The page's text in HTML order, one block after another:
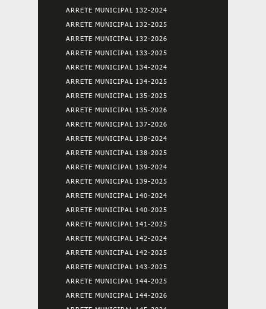
ARRETE MUNICIPAL 132-2024
ARRETE MUNICIPAL 132-2025
ARRETE MUNICIPAL 132-2026
ARRETE MUNICIPAL 133-2025
ARRETE MUNICIPAL 134-2024
ARRETE MUNICIPAL 134-2025
ARRETE MUNICIPAL 135-2025
ARRETE MUNICIPAL 135-2026
ARRETE MUNICIPAL 137-2026
ARRETE MUNICIPAL 138-2024
ARRETE MUNICIPAL 138-2025
ARRETE MUNICIPAL 139-2024
ARRETE MUNICIPAL 139-2025
ARRETE MUNICIPAL 140-2024
ARRETE MUNICIPAL 140-2025
ARRETE MUNICIPAL 141-2025
ARRETE MUNICIPAL 142-2024
ARRETE MUNICIPAL 142-2025
ARRETE MUNICIPAL 143-2025
ARRETE MUNICIPAL 144-2025
ARRETE MUNICIPAL 144-2026